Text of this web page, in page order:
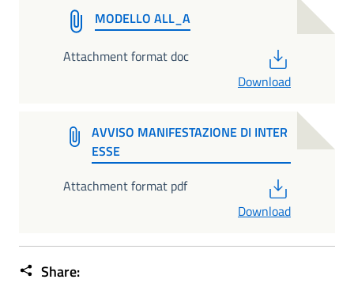
MODELLO ALL_A
Attachment format doc
Download
AVVISO MANIFESTAZIONE DI INTER
ESSE
Attachment format pdf
Download
Share: